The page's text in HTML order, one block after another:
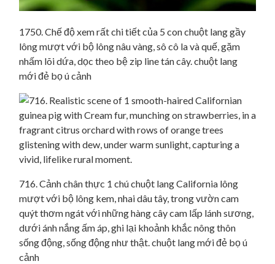
1750. Chế độ xem rất chi tiết của 5 con chuột lang gầy
lông mượt với bộ lông nâu vàng, sô cô la và quế, gặm
nhấm lõi dứa, dọc theo bệ zip line tán cây. chuột lang
mới đẻ bọ ú cảnh
716. Cảnh chân thực 1 chú chuột lang California lông
mượt với bộ lông kem, nhai dâu tây, trong vườn cam
quýt thơm ngát với những hàng cây cam lấp lánh sương,
dưới ánh nắng ấm áp, ghi lại khoảnh khắc nông thôn
sống động, sống động như thật. chuột lang mới đẻ bọ ú
cảnh